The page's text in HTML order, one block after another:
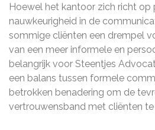
Hoewel het kantoor zich richt op
nauwkeurigheid in de
sommige cliënten een drempel
van een meer informele en
belangrijk voor Steentjes
een balans tussen formele
betrokken benadering om de
vertrouwensband met cliënten te